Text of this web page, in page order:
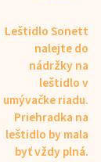
Leštidlo Sonett
nalejte do
nádržky na
leštidlo v
umývačke riadu.
Priehradka na
leštidlo by mala
byť vždy plná.